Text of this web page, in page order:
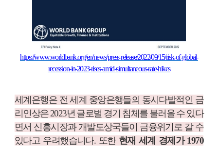
https://www.worldbank.org/en/news/press-release/2022/09/15/risk-of-global-
recession-in-2023-rises-amid-simultaneous-rate-hikes
세계은행은 전 세계 중앙은행들의 동시다발적인 금
리인상은2023년 글로벌 경기 침체를 불러올 수 있다
면서 신흥시장과 개발도상국들이 금융위기로 갈 수
있다고 우려했습니다. 또한 현재 세계 경제가1970